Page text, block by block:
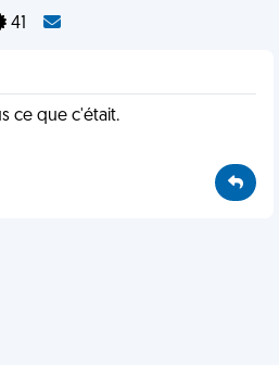
41
ce que c'était.